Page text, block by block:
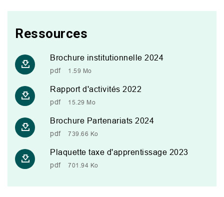
Ressources
Brochure institutionnelle 2024
pdf 1.59 Mo
Rapport d'activités 2022
pdf 15.29 Mo
Brochure Partenariats 2024
pdf 739.66 Ko
Plaquette taxe d'apprentissage 2023
pdf 701.94 Ko